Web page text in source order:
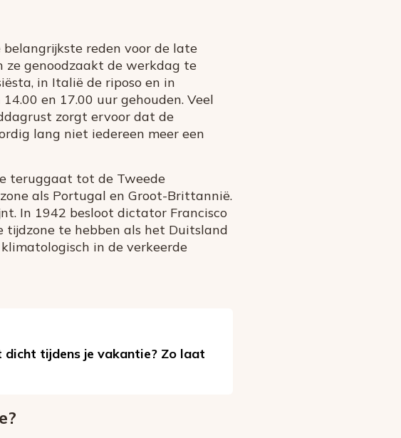
reden voor de late
ze genoodzaakt de werkdag te
in Italië de riposo en in
en 17.00 uur gehouden. Veel
zorgt ervoor dat de
lang niet iedereen meer een
teruggaat tot de Tweede
als Portugal en Groot-Brittannië.
In 1942 besloot dictator Francisco
tijdzone te hebben als het Duitsland
in de verkeerde
tijdens je vakantie? Zo laat